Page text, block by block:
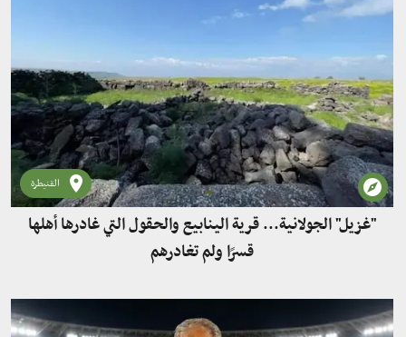
القنيطرة
"غزيل" الجولانية... قرية الينابيع والحقول التي غادرها أهلها
قسرًا ولم تغادرهم